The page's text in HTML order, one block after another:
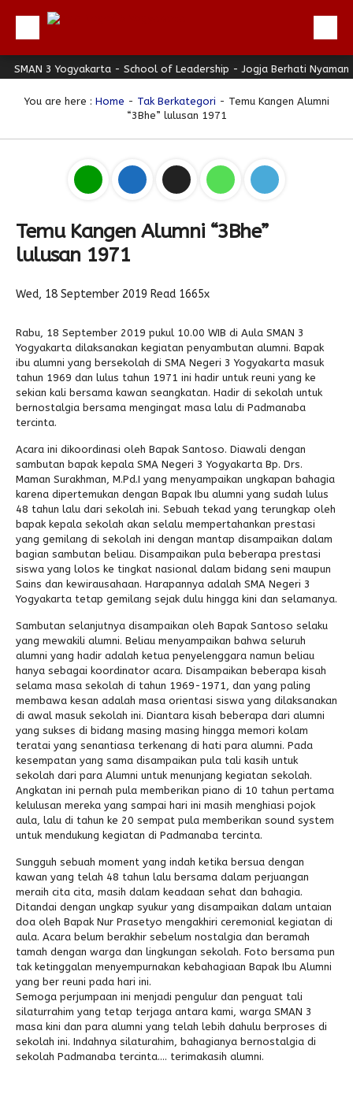
Beranda
Profil
Download
Bulletin
PPDB
Alumni
3 Yogyakarta - School of Leadership - Jogja Berhati Nyaman
You are here : Home - Tak Berkategori - Temu Kangen Alumni
“3Bhe” lulusan 1971
Temu Kangen Alumni “3Bhe”
lulusan 1971
Wed, 18 September 2019 Read 1665x
Rabu, 18 September 2019 pukul 10.00 WIB di Aula SMAN 3
Yogyakarta dilaksanakan kegiatan penyambutan alumni. Bapak
ibu alumni yang bersekolah di SMA Negeri 3 Yogyakarta masuk
tahun 1969 dan lulus tahun 1971 ini hadir untuk reuni yang ke
sekian kali bersama kawan seangkatan. Hadir di sekolah untuk
bernostalgia bersama mengingat masa lalu di Padmanaba
tercinta.
Acara ini dikoordinasi oleh Bapak Santoso. Diawali dengan
sambutan bapak kepala SMA Negeri 3 Yogyakarta Bp. Drs.
Maman Surakhman, M.Pd.I yang menyampaikan ungkapan bahagia
karena dipertemukan dengan Bapak Ibu alumni yang sudah lulus
48 tahun lalu dari sekolah ini. Sebuah tekad yang terungkap oleh
bapak kepala sekolah akan selalu mempertahankan prestasi
yang gemilang di sekolah ini dengan mantap disampaikan dalam
bagian sambutan beliau. Disampaikan pula beberapa prestasi
siswa yang lolos ke tingkat nasional dalam bidang seni maupun
Sains dan kewirausahaan. Harapannya adalah SMA Negeri 3
Yogyakarta tetap gemilang sejak dulu hingga kini dan selamanya.
Sambutan selanjutnya disampaikan oleh Bapak Santoso selaku
yang mewakili alumni. Beliau menyampaikan bahwa seluruh
alumni yang hadir adalah ketua penyelenggara namun beliau
hanya sebagai koordinator acara. Disampaikan beberapa kisah
selama masa sekolah di tahun 1969-1971, dan yang paling
membawa kesan adalah masa orientasi siswa yang dilaksanakan
di awal masuk sekolah ini. Diantara kisah beberapa dari alumni
yang sukses di bidang masing masing hingga memori kolam
teratai yang senantiasa terkenang di hati para alumni. Pada
kesempatan yang sama disampaikan pula tali kasih untuk
sekolah dari para Alumni untuk menunjang kegiatan sekolah.
Angkatan ini pernah pula memberikan piano di 10 tahun pertama
kelulusan mereka yang sampai hari ini masih menghiasi pojok
aula, lalu di tahun ke 20 sempat pula memberikan sound system
untuk mendukung kegiatan di Padmanaba tercinta.
Sungguh sebuah moment yang indah ketika bersua dengan
kawan yang telah 48 tahun lalu bersama dalam perjuangan
meraih cita cita, masih dalam keadaan sehat dan bahagia.
Ditandai dengan ungkap syukur yang disampaikan dalam untaian
doa oleh Bapak Nur Prasetyo mengakhiri ceremonial kegiatan di
aula. Acara belum berakhir sebelum nostalgia dan beramah
tamah dengan warga dan lingkungan sekolah. Foto bersama pun
tak ketinggalan menyempurnakan kebahagiaan Bapak Ibu Alumni
yang ber reuni pada hari ini.
Semoga perjumpaan ini menjadi pengulur dan penguat tali
silaturrahim yang tetap terjaga antara kami, warga SMAN 3
masa kini dan para alumni yang telah lebih dahulu berproses di
sekolah ini. Indahnya silaturahim, bahagianya bernostalgia di
sekolah Padmanaba tercinta…. terimakasih alumni.